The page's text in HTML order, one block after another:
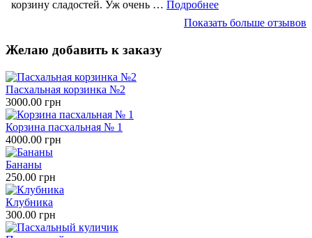
корзину сладостей. Уж очень … Подробнее
Показать больше отзывов
Желаю добавить к заказу
Пасхальная корзинка №2
3000.00 грн
Корзина пасхальная № 1
4000.00 грн
Бананы
250.00 грн
Клубника
300.00 грн